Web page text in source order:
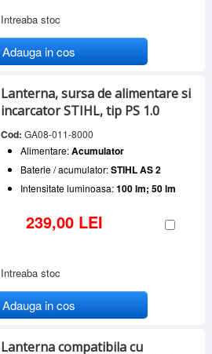
Intreaba stoc
Adauga in cos
Lanterna, sursa de alimentare si
incarcator STIHL, tip PS 1.0
Cod: GA08-011-8000
Alimentare:Acumulator
Baterie / acumulator:STIHL AS 2
Intensitate luminoasa:100 lm; 50 lm
239,00 LEI
Intreaba stoc
Adauga in cos
Lanterna compatibila cu